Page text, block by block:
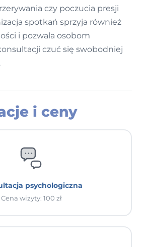
czy poczucia presji
spotkań sprzyja również
i pozwala osobom
czuć się swobodniej
i ceny
psychologiczna
Cena wizyty: 100 zł